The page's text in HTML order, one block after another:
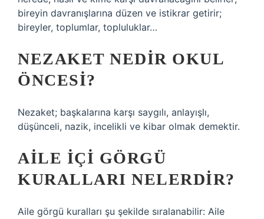
bireyin davranışlarına düzen ve istikrar getirir;
bireyler, toplumlar, topluluklar…
NEZAKET NEDIR OKUL
ÖNCESI?
Nezaket; başkalarına karşı saygılı, anlayışlı,
düşünceli, nazik, incelikli ve kibar olmak demektir.
AILE IÇI GÖRGÜ
KURALLARI NELERDIR?
Aile görgü kuralları şu şekilde sıralanabilir: Aile